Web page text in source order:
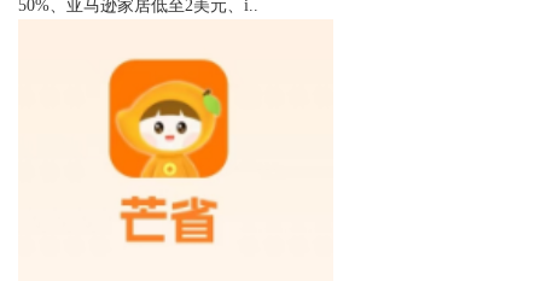
50%、亚马逊家居低至2美元、i..